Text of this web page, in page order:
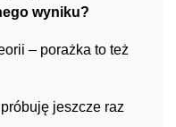
wyniku?
– porażka to też
jeszcze raz